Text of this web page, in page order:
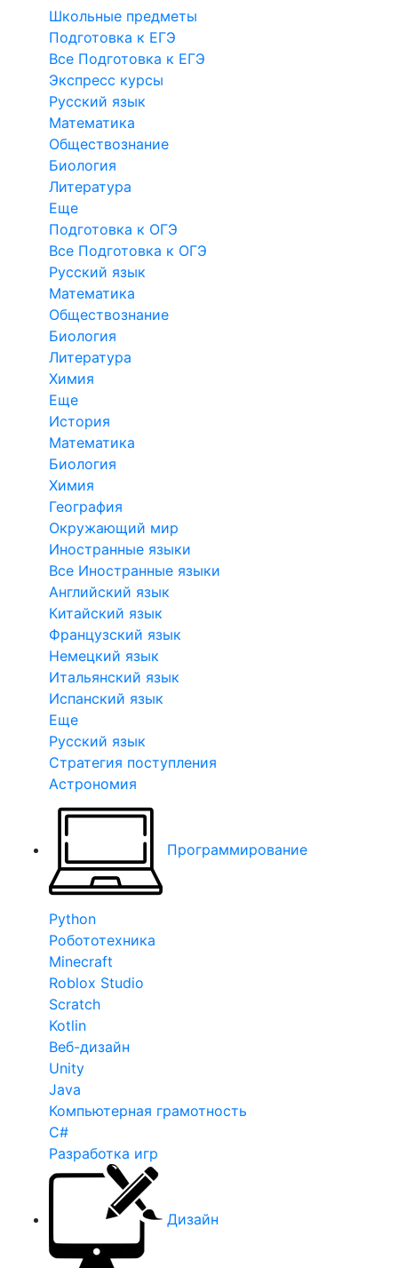
Школьные предметы
Подготовка к ЕГЭ
Все Подготовка к ЕГЭ
Экспресс курсы
Русский язык
Математика
Обществознание
Биология
Литература
Еще
Подготовка к ОГЭ
Все Подготовка к ОГЭ
Русский язык
Математика
Обществознание
Биология
Литература
Химия
Еще
История
Математика
Биология
Химия
География
Окружающий мир
Иностранные языки
Все Иностранные языки
Английский язык
Китайский язык
Французский язык
Немецкий язык
Итальянский язык
Испанский язык
Еще
Русский язык
Стратегия поступления
Астрономия
Программирование
Python
Робототехника
Minecraft
Roblox Studio
Scratch
Kotlin
Веб-дизайн
Unity
Java
Компьютерная грамотность
C#
Разработка игр
Дизайн